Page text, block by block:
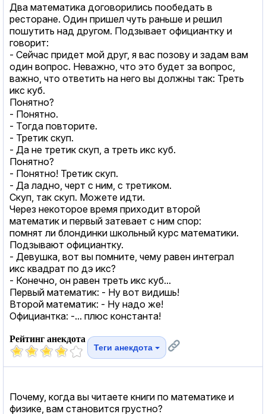
Два математика договорились пообедать в
ресторане. Один пришел чуть раньше и решил
пошутить над другом. Подзывает официантку и
говорит:
- Сейчас придет мой друг, я вас позову и задам вам
один вопрос. Неважно, что это будет за вопрос,
важно, что ответить на него вы должны так: Треть
икс куб.
Понятно?
- Понятно.
- Тогда повторите.
- Третик скуп.
- Да не третик скуп, а треть икс куб.
Понятно?
- Понятно! Третик скуп.
- Да ладно, черт с ним, с третиком.
Скуп, так скуп. Можете идти.
Через некоторое время приходит второй
математик и первый затевает с ним спор:
помнят ли блондинки школьный курс математики.
Подзывают официантку.
- Девушка, вот вы помните, чему равен интеграл
икс квадрат по дэ икс?
- Конечно, он равен треть икс куб...
Первый математик: - Ну вот видишь!
Второй математик: - Ну надо же!
Официантка: -... плюс константа!
Рейтинг анекдота
Теги анекдота
Почему, когда вы читаете книги по математике и
физике, вам становится грустно?